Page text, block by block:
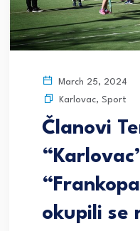
March 25, 2024
Karlovac, Sport
Članovi
okupili se